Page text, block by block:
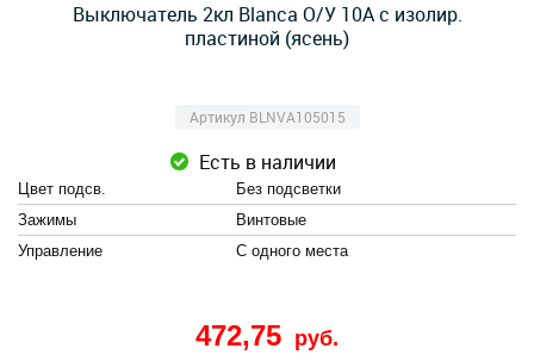
Выключатель 2кл Blanca О/У 10А с изолир.
пластиной (ясень)
Артикул BLNVA105015
Есть в наличии
Цвет подсв.
Без подсветки
Зажимы
Винтовые
Управление
С одного места
472,75 руб.